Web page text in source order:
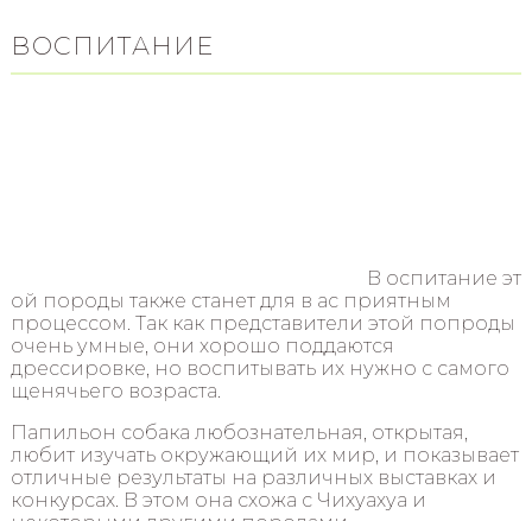
ВОСПИТАНИЕ
В оспитание эт
ой породы также станет для в ас приятным
процессом. Так как представители этой попроды
очень умные, они хорошо поддаются
дрессировке, но воспитывать их нужно с самого
щенячьего возраста.
Папильон собака любознательная, открытая,
любит изучать окружающий их мир, и показывает
отличные результаты на различных выставках и
конкурсах. В этом она схожа с Чихуахуа и